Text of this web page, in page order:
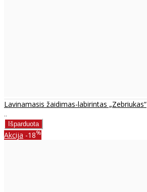
Lavinamasis žaidimas-labirintas „Zebriukas“
..
Akcija -18%